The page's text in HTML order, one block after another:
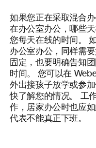
如果您正在采取混合
在办公室办公，哪些
您每天在线的时间。
办公室办公，同样需
固定，也要明确告知
时间。 您可以在
外出接孩子放学或参
快了解您的情况。 工
作，居家办公时也应
代表不能真正下班。